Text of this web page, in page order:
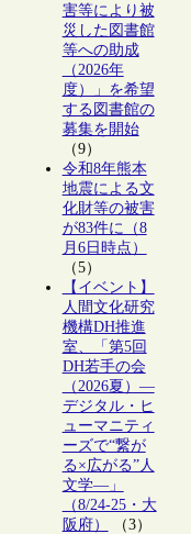
害等により被
災した図書館
等への助成
（2026年
度）」を希望
する図書館の
募集を開始
（9）
令和8年熊本
地震による文
化財等の被害
が83件に（8
月6日時点）
（5）
【イベント】
人間文化研究
機構DH推進
室、「第5回
DH若手の会
（2026夏）―
デジタル・ヒ
ューマニティ
ーズで“繋が
る×広がる”人
文学―」
（8/24-25・大
阪府）
（3）